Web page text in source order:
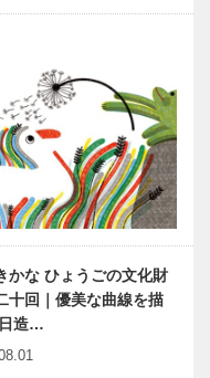
HYOGO産を
神戸アパレル
×皮革
（KOBE
LEAT…
六甲ミーツ・
アート芸術散
歩2023
beyondROK
か…
浜芦屋ヒスト
リック 芦屋
かな ひょうごの文化財
十回｜優美な曲線を描
造…